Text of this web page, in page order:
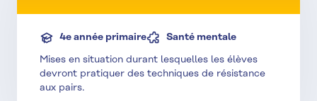
4e année primaire Santé mentale
Mises en situation durant lesquelles les élèves
devront pratiquer des techniques de résistance
aux pairs.